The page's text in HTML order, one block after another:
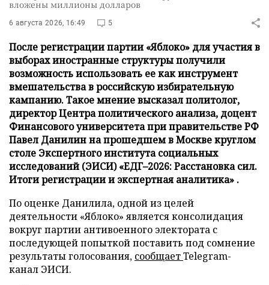
вложены миллионы долларов
6 августа 2026, 16:49 5
После регистрации партии «Яблоко» для участия в
выборах иностранные структуры получили
возможность использовать ее как инструмент
вмешательства в российскую избирательную
кампанию. Такое мнение высказал политолог,
директор Центра политического анализа, доцент
Финансового университета при правительстве РФ
Павел Данилин на прошедшем в Москве круглом
столе Экспертного института социальных
исследований (ЭИСИ) «ЕДГ–2026: Расстановка сил.
Итоги регистрации и экспертная аналитика» .
По оценке Данилила, одной из целей
деятельности «Яблоко» является консолидация
вокруг партии антивоенного электората с
последующей попыткой поставить под сомнение
результаты голосования, сообщаетTelegram-
канал ЭИСИ.